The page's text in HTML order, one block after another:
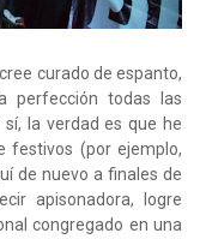
curado de espanto,
perfección todas las
la verdad es que he
festivos (por ejemplo,
de nuevo a finales de
apisonadora, logre
congregado en una